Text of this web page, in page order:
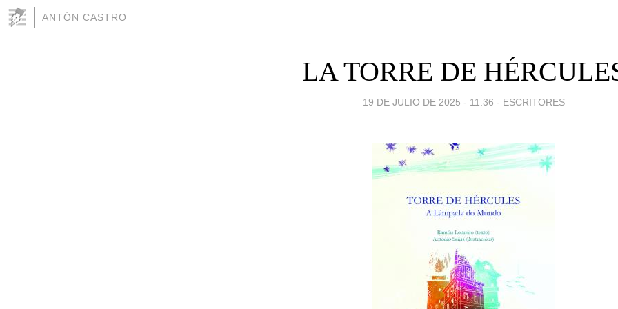
ANTÓN CASTRO
LA TORRE DE
19 DE JULIO DE 2025 - 11:36 - ESCRITORES